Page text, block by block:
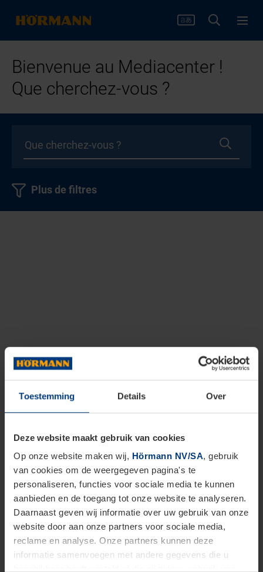
Toestemming Details Over
Deze website maakt gebruik van cookies
Op onze website maken wij, Hörmann NV/SA, gebruik
van cookies om de weergegeven pagina's te
personaliseren, functies voor sociale media te kunnen
aanbieden en de toegang tot onze website te analyseren.
Daarnaast geven wij informatie over uw gebruik van onze
website door aan onze partners voor sociale media,
reclame en analyse. Onze partners kunnen deze
informatie samenvoegen met andere gegevens die u
Bienvenue au Mediacenter !
Que cherchez-vous ?
Plus de filtres